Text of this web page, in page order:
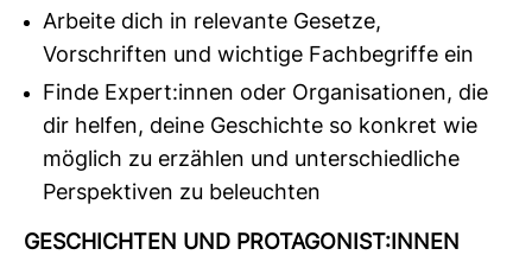
Arbeite dich in relevante Gesetze,
Vorschriften und wichtige Fachbegriffe ein
Finde Expert:innen oder Organisationen, die
dir helfen, deine Geschichte so konkret wie
möglich zu erzählen und unterschiedliche
Perspektiven zu beleuchten
GESCHICHTEN UND PROT­AGO­NIST:INNEN